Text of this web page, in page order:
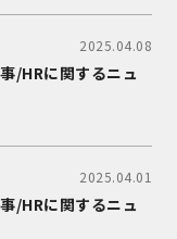
2025.04.08
/HRに関するニュ
2025.04.01
/HRに関するニュ